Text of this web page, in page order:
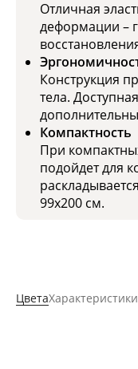
Отличная
деформации –
Конструкция
тела.
Компактность
При
подойдет для
99x200 см.
ЦветаХарактеристики